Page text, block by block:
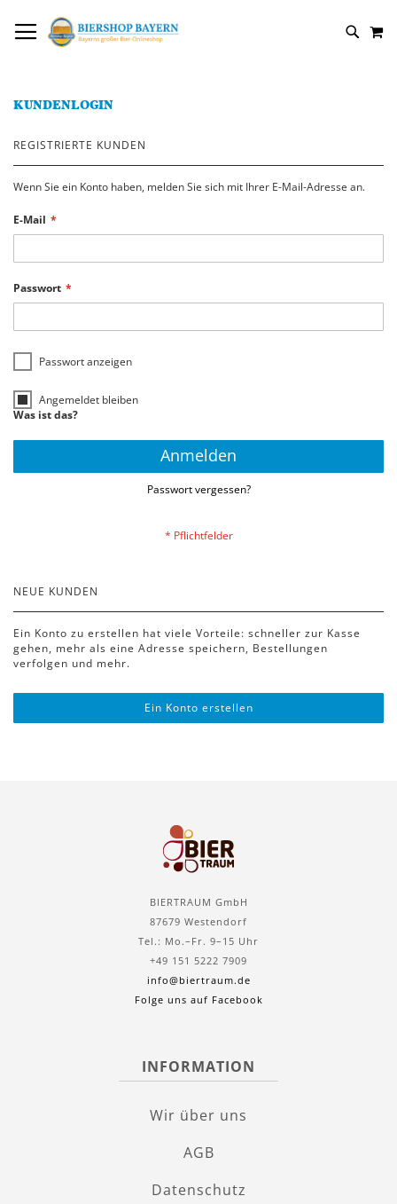
ZUM
INHALT
KUNDENLOGIN
REGISTRIERTE KUNDEN
Wenn Sie ein Konto haben, melden Sie sich mit Ihrer E-Mail-Adresse an.
E-Mail
Passwort
Passwort anzeigen
Angemeldet bleiben
Was ist das?
Anmelden
Passwort vergessen?
NEUE KUNDEN
Ein Konto zu erstellen hat viele Vorteile: schneller zur Kasse
gehen, mehr als eine Adresse speichern, Bestellungen
verfolgen und mehr.
Ein Konto erstellen
BIERTRAUM GmbH
87679 Westendorf
Tel.: Mo.–Fr. 9–15 Uhr
+49 151 5222 7909
info@biertraum.de
Folge uns auf Facebook
INFORMATION
Wir über uns
AGB
Datenschutz